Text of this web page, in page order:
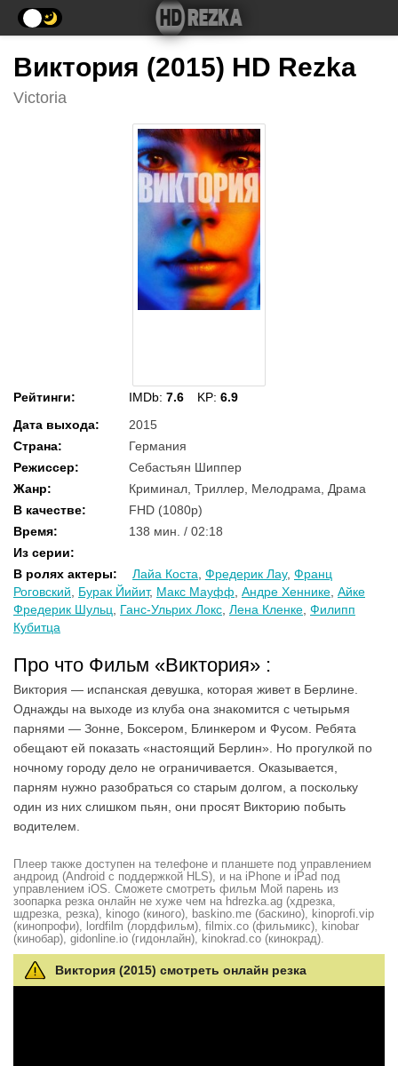
Виктория (2015) HD Rezka
Victoria
Рейтинги: IMDb: 7.6 KP: 6.9
Дата выхода:
2015
Страна:
Германия
Режиссер:
Себастьян Шиппер
Жанр:
Криминал, Триллер, Мелодрама, Драма
В качестве:
FHD (1080p)
Время:
138 мин. / 02:18
Из серии:
В ролях актеры: Лайа Коста Фредерик Лау, Франц
Роговский
Бурак Йийит, Макс Мауфф Андре Хеннике Айке
Фредерик Шульц
Ганс-Ульрих Локс Лена Кленке Филипп
Кубитца
Про что Фильм «Виктория» :
Виктория — испанская девушка, которая живет в Берлине.
Однажды на выходе из клуба она знакомится с четырьмя
парнями — Зонне, Боксером, Блинкером и Фусом. Ребята
обещают ей показать «настоящий Берлин». Но прогулкой по
ночному городу дело не ограничивается. Оказывается,
парням нужно разобраться со старым долгом, а поскольку
один из них слишком пьян, они просят Викторию побыть
водителем.
Плеер также доступен на телефоне и планшете под управлением
андроид (Android с поддержкой HLS), и на iPhone и iPad под
управлением iOS. Сможете смотреть фильм Мой парень из
зоопарка резка онлайн не хуже чем на hdrezka.ag (хдрезка,
шдрезка, резка), kinogo (киного), baskino.me (баскино), kinoprofi.vip
(кинопрофи), lordfilm (лордфильм), filmix.co (фильмикс), kinobar
(кинобар), gidonline.io (гидонлайн), kinokrad.сo (кинокрад).
Виктория (2015) смотреть онлайн резка